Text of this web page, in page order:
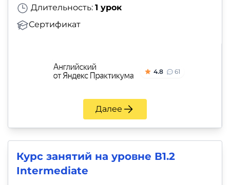
Длительность: 1 урок
Сертификат
4.8 61
Далее
Курс занятий на уровне В1.2
Intermediate